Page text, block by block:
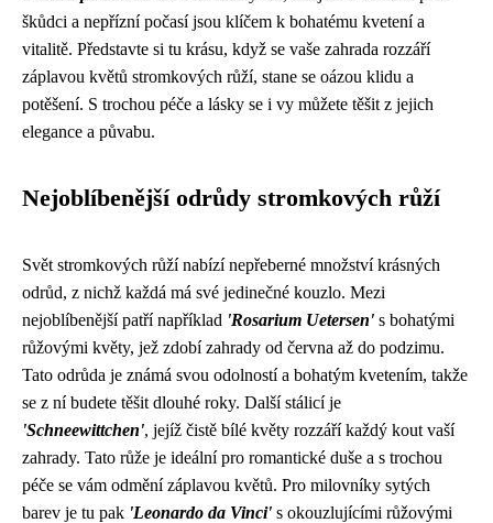
škůdci a nepřízní počasí jsou klíčem k bohatému kvetení a
vitalitě. Představte si tu krásu, když se vaše zahrada rozzáří
záplavou květů stromkových růží, stane se oázou klidu a
potěšení. S trochou péče a lásky se i vy můžete těšit z jejich
elegance a půvabu.
Nejoblíbenější odrůdy stromkových růží
Svět stromkových růží nabízí nepřeberné množství krásných
odrůd, z nichž každá má své jedinečné kouzlo. Mezi
nejoblíbenější patří například 'Rosarium Uetersen' s bohatými
růžovými květy, jež zdobí zahrady od června až do podzimu.
Tato odrůda je známá svou odolností a bohatým kvetením, takže
se z ní budete těšit dlouhé roky. Další stálicí je
'Schneewittchen', jejíž čistě bílé květy rozzáří každý kout vaší
zahrady. Tato růže je ideální pro romantické duše a s trochou
péče se vám odmění záplavou květů. Pro milovníky sytých
barev je tu pak 'Leonardo da Vinci' s okouzlujícími růžovými